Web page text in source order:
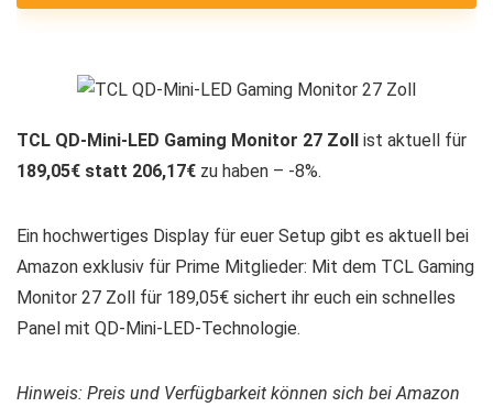
TCL QD-Mini-LED Gaming Monitor 27 Zoll ist aktuell für
189,05€ statt 206,17€ zu haben – -8%.
Ein hochwertiges Display für euer Setup gibt es aktuell bei
Amazon exklusiv für Prime Mitglieder: Mit dem TCL Gaming
Monitor 27 Zoll für 189,05€ sichert ihr euch ein schnelles
Panel mit QD-Mini-LED-Technologie.
Hinweis: Preis und Verfügbarkeit können sich bei Amazon